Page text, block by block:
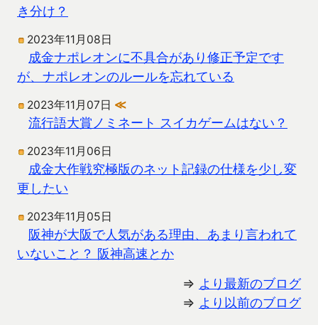
き分け？
2023年11月08日
成金ナポレオンに不具合があり修正予定です
が、ナポレオンのルールを忘れている
2023年11月07日 ≪
流行語大賞ノミネート スイカゲームはない？
2023年11月06日
成金大作戦究極版のネット記録の仕様を少し変
更したい
2023年11月05日
阪神が大阪で人気がある理由、あまり言われて
いないこと？ 阪神高速とか
⇒ より最新のブログ
⇒ より以前のブログ